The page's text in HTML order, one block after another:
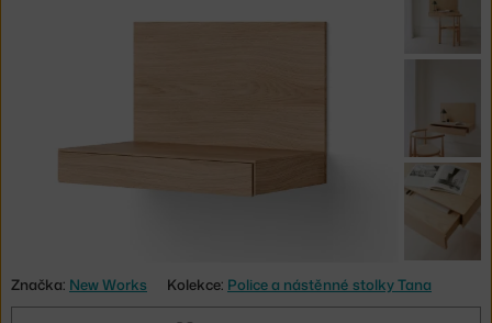
Značka: New Works Kolekce: Police a nástěnné stolky Tana